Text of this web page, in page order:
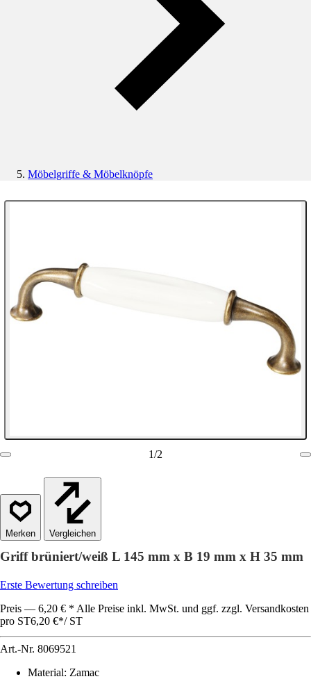
Möbelgriffe & Möbelknöpfe
1/2
Vergleichen
Griff brüniert/weiß L 145 mm x B 19 mm x H 35 mm
Erste Bewertung schreiben
Preis — 6,20 € * Alle Preise inkl. MwSt. und ggf. zzgl. Versandkosten
pro ST6,20 €*/ ST
Art.-Nr. 8069521
Material: Zamac